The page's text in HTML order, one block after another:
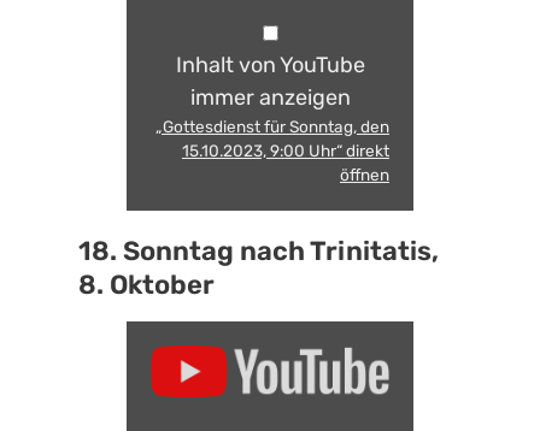
Inhalt von YouTube
immer anzeigen
„Gottesdienst für Sonntag, den
15.10.2023, 9:00 Uhr“ direkt
öffnen
18. Sonntag nach Trinitatis,
8. Oktober